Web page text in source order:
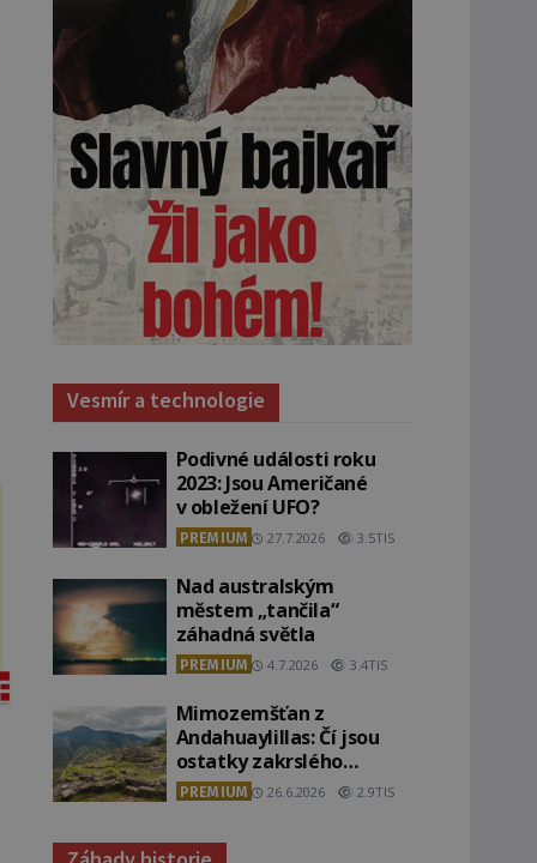
Vesmír a technologie
Podivné události roku
2023: Jsou Američané
v obležení UFO?
PREMIUM 27.7.2026 3.5TIS
Nad australským
městem „tančila“
záhadná světla
PREMIUM 4.7.2026 3.4TIS
Mimozemšťan z
Andahuaylillas: Čí jsou
ostatky zakrslého
stvoření s ohromnou
lebkou?
PREMIUM 26.6.2026 2.9TIS